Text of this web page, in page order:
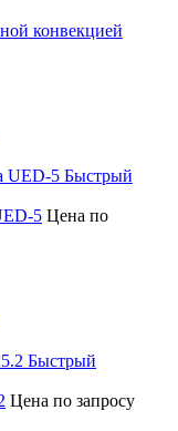
конвекцией
Быстрый
5 Цена по
Быстрый
Цена по запросу